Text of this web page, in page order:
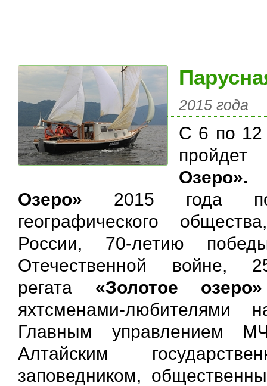
2015 года
С 6 по 12
Озеро» 2015 года
географического
России, 70-летию
Отечественной
регата «Золотое озеро»
яхтсменами-любителями
Главным управлением
Алтайским
заповедником,